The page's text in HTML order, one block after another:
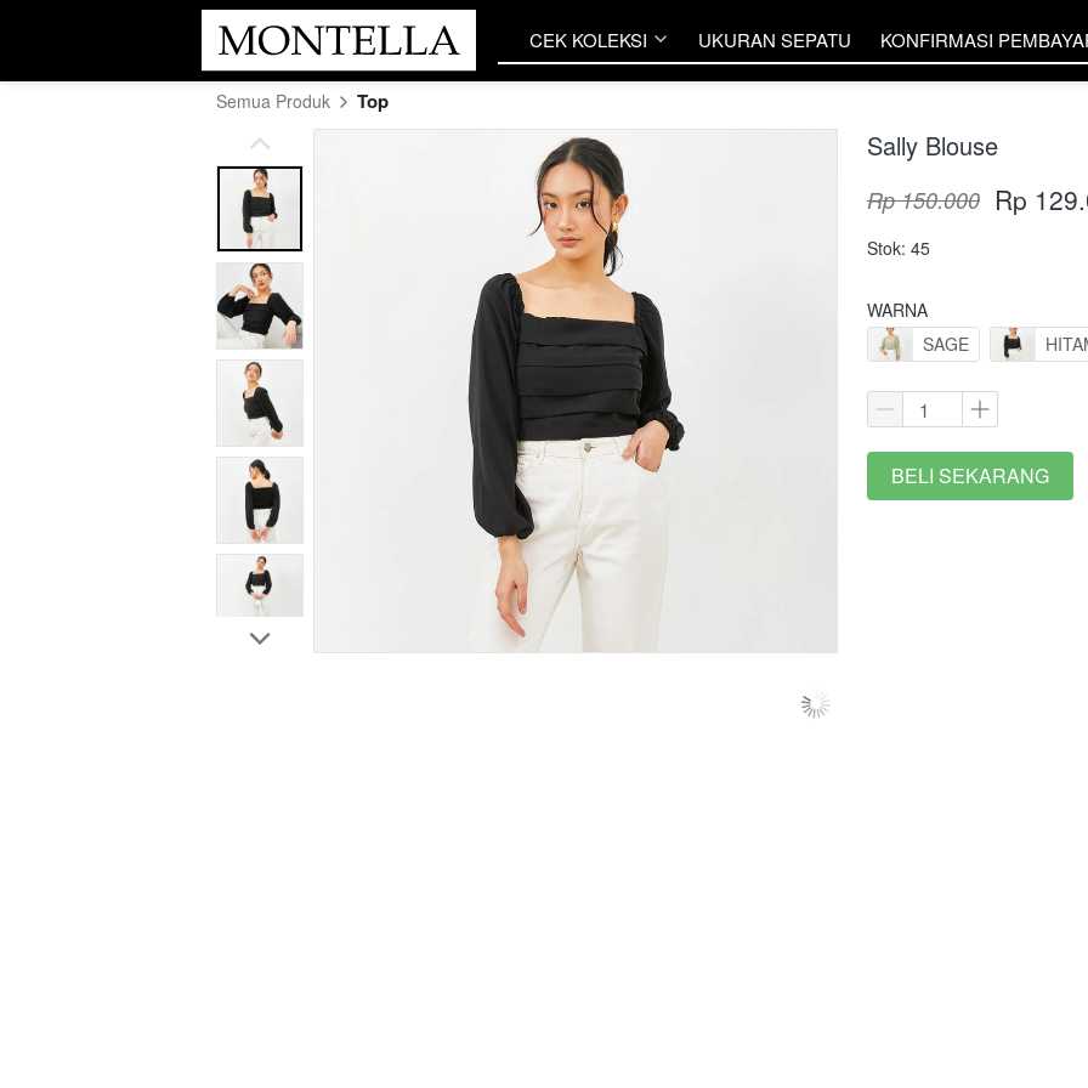
CEK KOLEKSI UKURAN SEPATU KONFIRMASI
CEK KOLEKSI UKURAN SEPATU KONFIRMASI
Semua Produk Top
Sally Blouse
Rp 150.000 Rp
Stok: 45
WARNA
SAGE
`BELI SEKARANG